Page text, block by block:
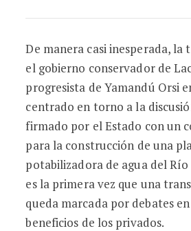
De manera casi inesperada, la
el gobierno conservador de
progresista de Yamandú Orsi
centrado en torno a la
firmado por el Estado con un
para la construcción de una
potabilizadora de agua del
es la primera vez que una
queda marcada por debates
beneficios de los privados.